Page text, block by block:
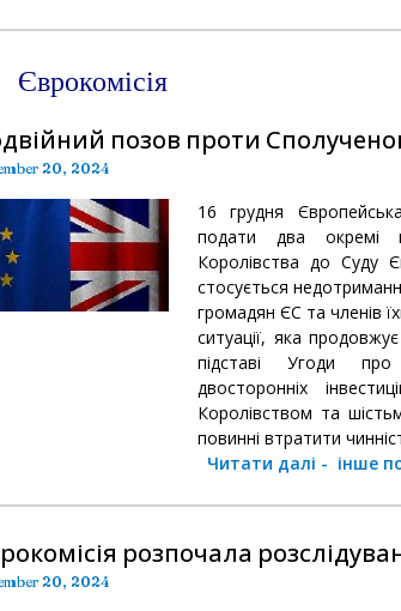
Єврокомісія
позов проти
20, 2024
16 грудня
подати два окремі
Королівства до Суду
стосується
громадян ЄС та членів
ситуації, яка
підставі Угоди
двосторонніх
Королівством та
повинні втратити
Читати далі - інше
розпочала
20, 2024